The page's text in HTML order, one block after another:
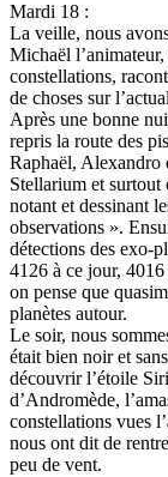
Mardi 18 :
La veille, nous
Michaël
constellations,
de choses sur
Après une bonne
repris la route des
Raphaël, Alexandro
Stellarium et surtout
notant et dessinant
observations ».
détections des exo-
4126 à ce jour,
on pense que
planètes autour.
Le soir, nous
était bien noir et
découvrir l’étoile
d’Andromède,
constellations vues
nous ont dit de
peu de vent.